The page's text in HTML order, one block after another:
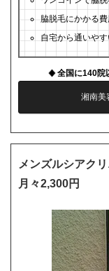
脇脱毛にかかる
自宅から通いや
全国に140院
湘南美
メンズルシアク
月々2,300円